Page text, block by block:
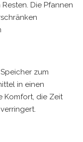
Die Pfannen
zum
in einen
Komfort, die Zeit